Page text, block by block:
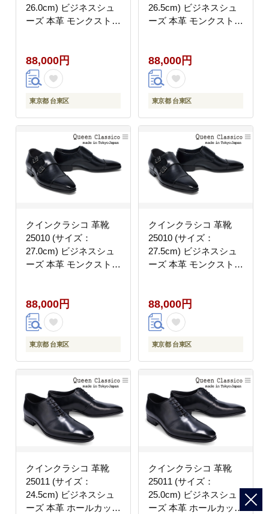
26.0cm) ビジネスシュ
ーズ 本革 モンクストラ
88,000円
東京都 台東区
26.5cm) ビジネスシュ
ーズ 本革 モンクストラ
88,000円
東京都 台東区
クインクラシコ 革靴
25010 (サイズ：
27.0cm) ビジネスシュ
ーズ 本革 モンクストラ
88,000円
東京都 台東区
クインクラシコ 革靴
25010 (サイズ：
27.5cm) ビジネスシュ
ーズ 本革 モンクストラ
88,000円
東京都 台東区
クインクラシコ 革靴
25011 (サイズ：
24.5cm) ビジネスシュ
ーズ 本革 ホールカット
クインクラシコ 革靴
25011 (サイズ：
25.0cm) ビジネスシュ
ーズ 本革 ホールカット